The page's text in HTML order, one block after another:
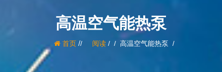
高温空气能热泵
首页/ 阅读/ 高温空气能热泵